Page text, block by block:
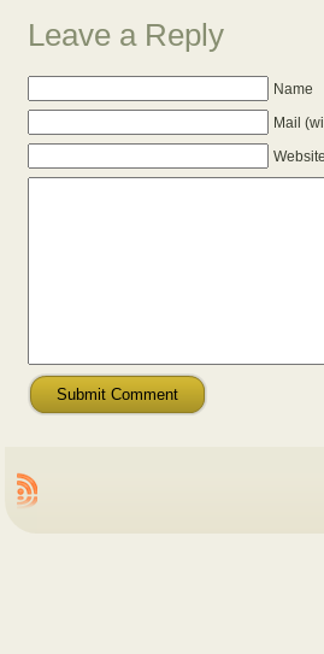
Leave a Reply
Name
Mail
Website